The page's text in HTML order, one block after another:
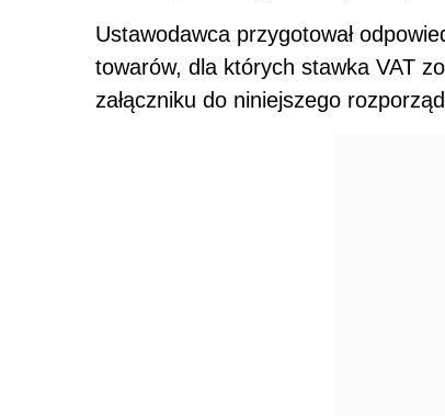
Ustawodawca przygotował
towarów, dla których stawka VAT
załączniku do niniejszego